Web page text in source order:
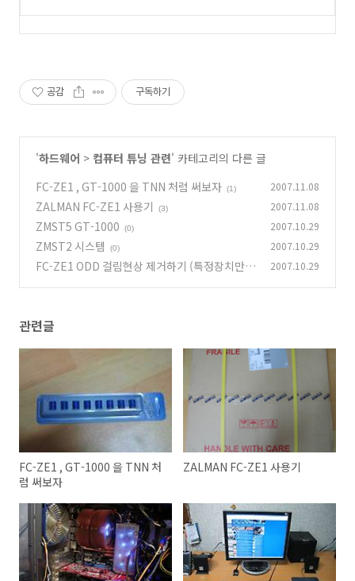
공감 구독하기
'하드웨어 > 컴퓨터 튜닝 관련' 카테고리의 다른 글
FC-ZE1 , GT-1000 을 TNN 처럼 써보자 (1) 2007.11.08
ZALMAN FC-ZE1 사용기 (3) 2007.11.08
ZMST5 GT-1000 (0) 2007.10.29
ZMST2 시스템 (0) 2007.10.29
FC-ZE1 ODD 걸림현상 제거하기 (특정장치만) 2007.10.29
관련글
FC-ZE1 , GT-1000 을 TNN 처
럼 써보자
ZALMAN FC-ZE1 사용기